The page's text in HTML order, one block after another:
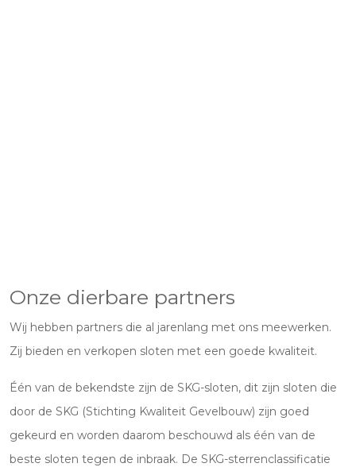
Onze dierbare partners
Wij hebben partners die al jarenlang met ons meewerken.
Zij bieden en verkopen sloten met een goede kwaliteit.
Één van de bekendste zijn de SKG-sloten, dit zijn sloten die
door de SKG (Stichting Kwaliteit Gevelbouw) zijn goed
gekeurd en worden daarom beschouwd als één van de
beste sloten tegen de inbraak. De SKG-sterrenclassificatie